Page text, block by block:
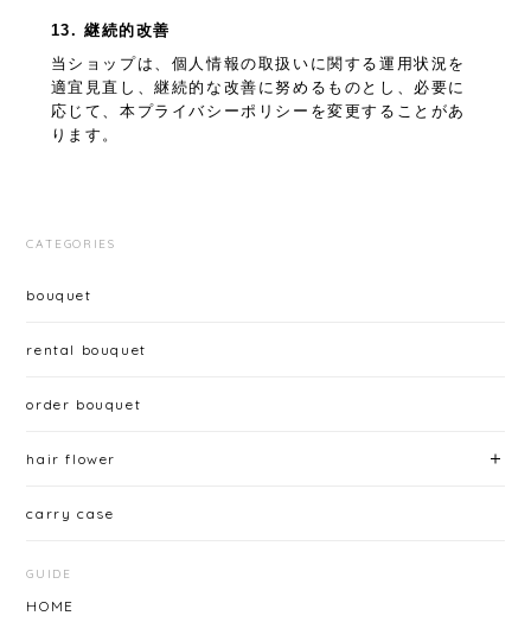
13. 継続的改善
当ショップは、個人情報の取扱いに関する運用状況を
適宜見直し、継続的な改善に努めるものとし、必要に
応じて、本プライバシーポリシーを変更することがあ
ります。
CATEGORIES
bouquet
rental bouquet
order bouquet
hair flower
carry case
GUIDE
HOME